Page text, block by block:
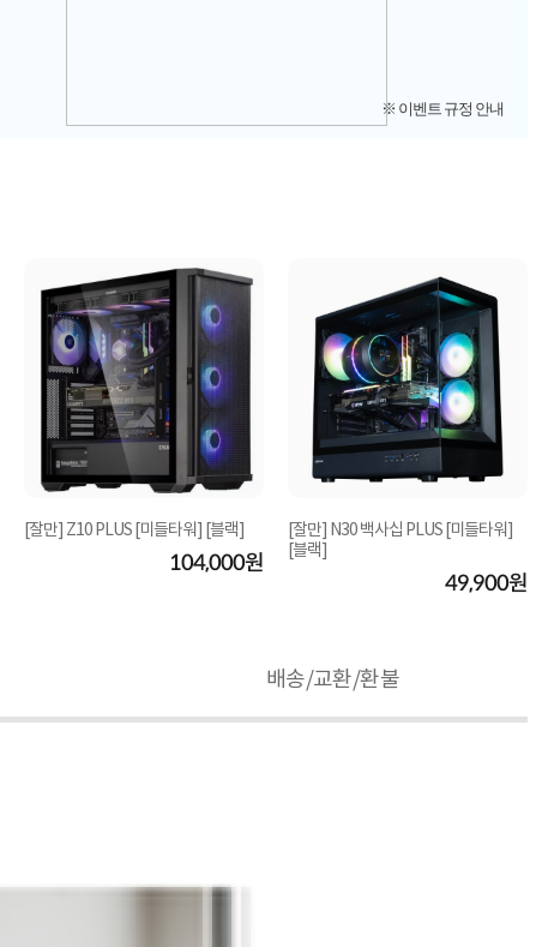
※ 이벤트 규정 안내
[잘만] Z10 PLUS [미들타워] [블랙]
104,000원
[잘만] N30 백사십 PLUS [미들타워]
[블랙]
49,900원
배송/교환/환불